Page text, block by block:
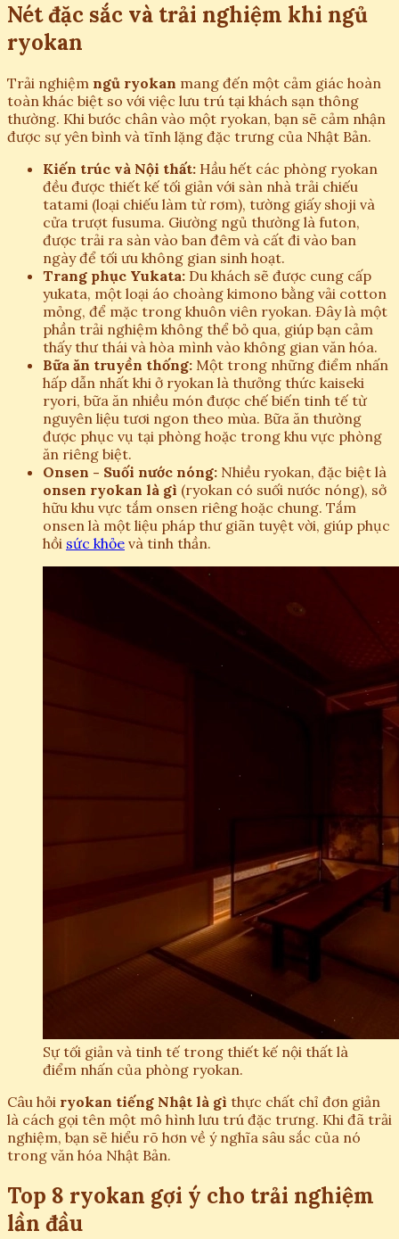
Nét đặc sắc và trải nghiệm khi ngủ
ryokan
Trải nghiệm ngủ ryokan mang đến một cảm giác hoàn
toàn khác biệt so với việc lưu trú tại khách sạn thông
thường. Khi bước chân vào một ryokan, bạn sẽ cảm nhận
được sự yên bình và tĩnh lặng đặc trưng của Nhật Bản.
Kiến trúc và Nội thất: Hầu hết các phòng ryokan
đều được thiết kế tối giản với sàn nhà trải chiếu
tatami (loại chiếu làm từ rơm), tường giấy shoji và
cửa trượt fusuma. Giường ngủ thường là futon,
được trải ra sàn vào ban đêm và cất đi vào ban
ngày để tối ưu không gian sinh hoạt.
Trang phục Yukata: Du khách sẽ được cung cấp
yukata, một loại áo choàng kimono bằng vải cotton
mỏng, để mặc trong khuôn viên ryokan. Đây là một
phần trải nghiệm không thể bỏ qua, giúp bạn cảm
thấy thư thái và hòa mình vào không gian văn hóa.
Bữa ăn truyền thống: Một trong những điểm nhấn
hấp dẫn nhất khi ở ryokan là thưởng thức kaiseki
ryori, bữa ăn nhiều món được chế biến tinh tế từ
nguyên liệu tươi ngon theo mùa. Bữa ăn thường
được phục vụ tại phòng hoặc trong khu vực phòng
ăn riêng biệt.
Onsen - Suối nước nóng: Nhiều ryokan, đặc biệt là
onsen ryokan là gì (ryokan có suối nước nóng), sở
hữu khu vực tắm onsen riêng hoặc chung. Tắm
onsen là một liệu pháp thư giãn tuyệt vời, giúp phục
hồi sức khỏe và tinh thần.
Sự tối giản và tinh tế trong thiết kế nội thất là
điểm nhấn của phòng ryokan.
Câu hỏi ryokan tiếng Nhật là gì thực chất chỉ đơn giản
là cách gọi tên một mô hình lưu trú đặc trưng. Khi đã trải
nghiệm, bạn sẽ hiểu rõ hơn về ý nghĩa sâu sắc của nó
trong văn hóa Nhật Bản.
Top 8 ryokan gợi ý cho trải nghiệm
lần đầu